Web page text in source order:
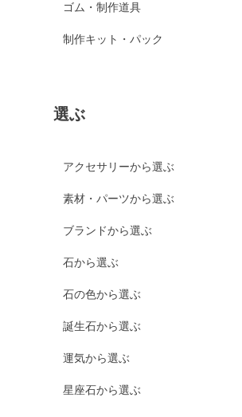
ゴム・制作道具
制作キット・パック
選ぶ
アクセサリーから選ぶ
素材・パーツから選ぶ
ブランドから選ぶ
石から選ぶ
石の色から選ぶ
誕生石から選ぶ
運気から選ぶ
星座石から選ぶ